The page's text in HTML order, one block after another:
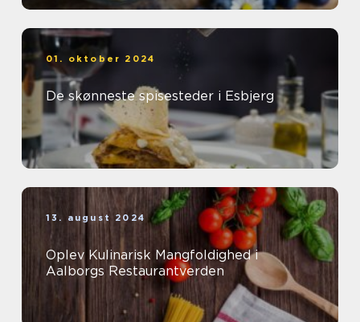
01. oktober 2024
De skønneste spisesteder i Esbjerg
13. august 2024
Oplev Kulinarisk Mangfoldighed i
Aalborgs Restaurantverden